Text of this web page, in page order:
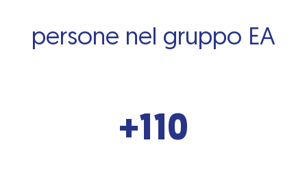
persone nel gruppo EA
+110